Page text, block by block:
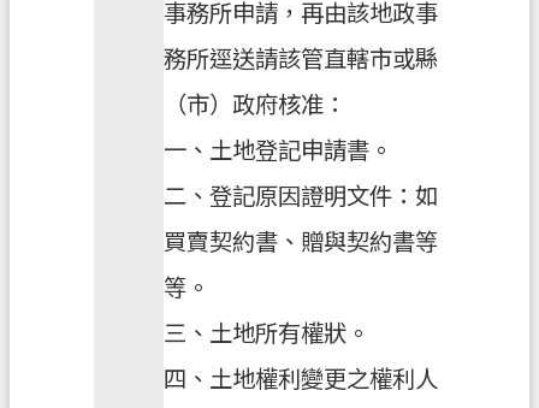
事務所申請，再由該地政事
務所逕送請該管直轄市或縣
（市）政府核准：
一、土地登記申請書。
二、登記原因證明文件：如
買賣契約書、贈與契約書等
等。
三、土地所有權狀。
四、土地權利變更之權利人